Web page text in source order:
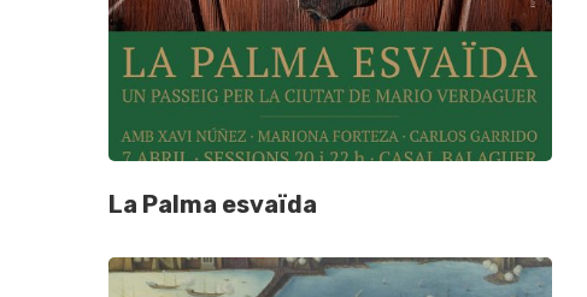
La Palma esvaïda